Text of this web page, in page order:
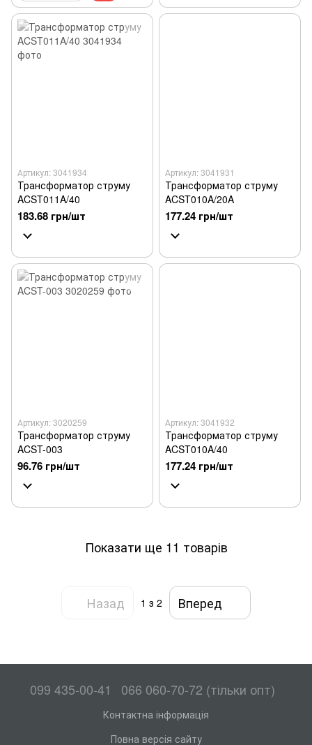
Артикул: 3041934
Трансформатор струму
ACST011A/40
183.68 грн/шт
Артикул: 3041931
Трансформатор струму
ACST010A/20A
177.24 грн/шт
Артикул: 3020259
Трансформатор струму
ACST-003
96.76 грн/шт
Артикул: 3041932
Трансформатор струму
ACST010A/40
177.24 грн/шт
Показати ще 11 товарів
Назад 1 з 2 Вперед
099 435-00-41 066 060-70-72 (тільки опт)
Контактна інформація
Повна версія сайту